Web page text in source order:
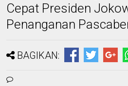
Cepat Presiden
Penanganan
BAGIKAN: